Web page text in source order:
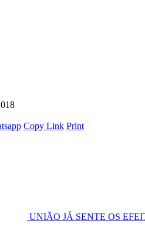
Copy Link Print
UNIÃO JÁ SENTE OS